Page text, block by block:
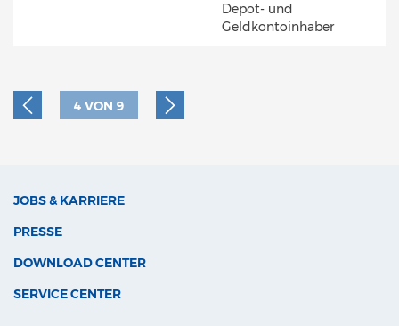
Depot- und
Geldkontoinhaber
4 VON 9
JOBS & KARRIERE
PRESSE
DOWNLOAD CENTER
SERVICE CENTER